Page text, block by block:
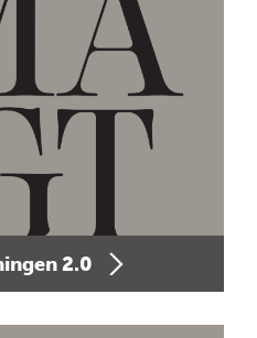
2.0